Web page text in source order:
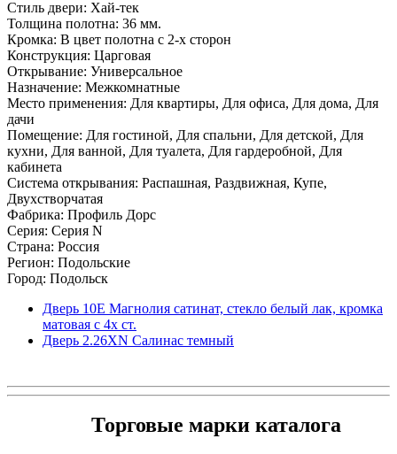
Стиль двери: Хай-тек
Толщина полотна: 36 мм.
Кромка: В цвет полотна с 2-х сторон
Конструкция: Царговая
Открывание: Универсальное
Назначение: Межкомнатные
Место применения: Для квартиры, Для офиса, Для дома, Для
дачи
Помещение: Для гостиной, Для спальни, Для детской, Для
кухни, Для ванной, Для туалета, Для гардеробной, Для
кабинета
Система открывания: Распашная, Раздвижная, Купе,
Двухстворчатая
Фабрика: Профиль Дорс
Серия: Серия N
Страна: Россия
Регион: Подольские
Город: Подольск
Дверь 10Е Магнолия сатинат, стекло белый лак, кромка
матовая с 4х ст.
Дверь 2.26ХN Салинас темный
Торговые марки каталога